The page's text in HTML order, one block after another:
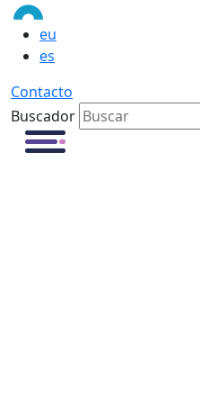
eu
es
Contacto
Buscador